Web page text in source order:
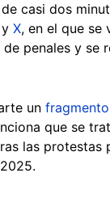
casi dos
y X, en el que se
penales y se
un fragmento
que se
las protestas